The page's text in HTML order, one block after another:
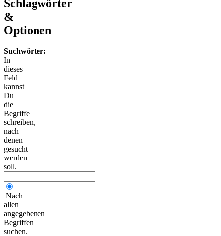
Schlagwörter
&
Optionen
Suchwörter:
In
dieses
Feld
kannst
Du
die
Begriffe
schreiben,
nach
denen
gesucht
werden
soll.
Nach
allen
angegebenen
Begriffen
suchen.